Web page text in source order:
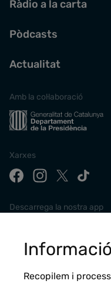
Ràdio a la carta
Pòdcasts
Actualitat
Amb la col·laboració
Xarxes
Descarrega la nostra app
Recopilem i